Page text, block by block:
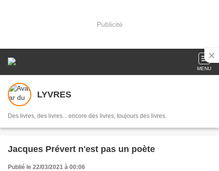
Publicité
MENU
LYVRES
Des livres, des livres... encore des livres, toujours des livres.
Jacques Prévert n'est pas un poète
Publié le 22/03/2021 à 00:06